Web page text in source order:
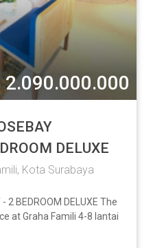
2.090.000.000
DELUXE
Kota Surabaya
2 BEDROOM DELUXE The
at Graha Famili 4-8 lantai